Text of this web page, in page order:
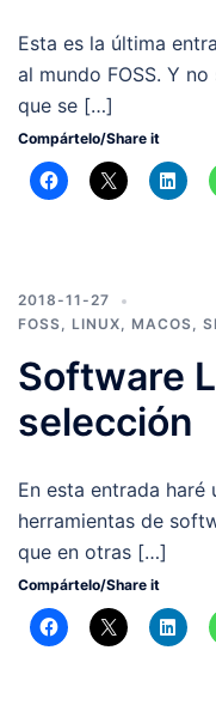
Esta es la última
al mundo FOSS. Y
que se […]
Compártelo/Share it
2018-11-27
FOSS, LINUX, MACOS,
Software
selección
En esta entrada haré
herramientas de
que en otras […]
Compártelo/Share it